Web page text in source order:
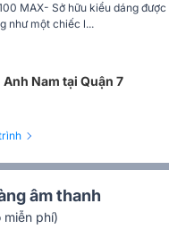
và cài đặt tần số nhanh
BJ-U600 đảm bảo chất
ghép hoàn hảo với vang
thanh mạnh mẽ và sống
MAX- Sở hữu kiểu dáng được
như một chiếc l...
Nam tại Quận 7
âm thanh
phí)